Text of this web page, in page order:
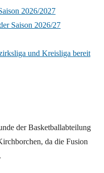
2026/2027
Saison 2026/27
und Kreisliga bereit
der Basketballabteilung
da die Fusion